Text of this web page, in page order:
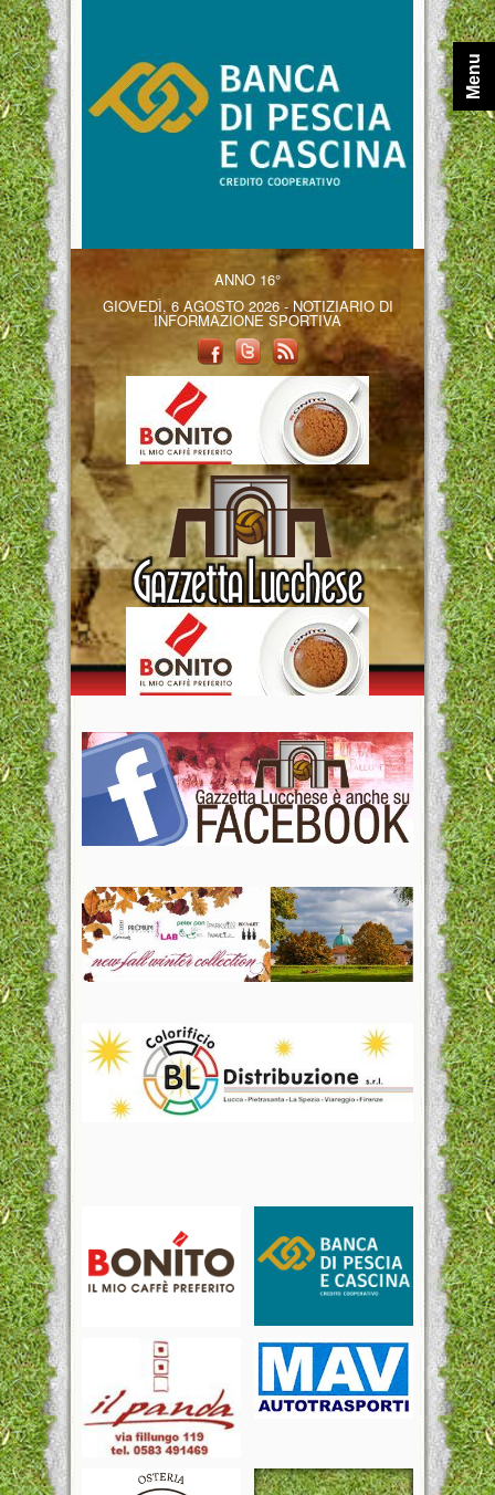
ANNO 16°
GIOVEDÌ, 6 AGOSTO 2026 - NOTIZIARIO DI
INFORMAZIONE SPORTIVA
Menu